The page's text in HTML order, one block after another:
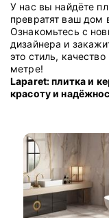
У нас вы найдёте
превратят ваш дом
Ознакомьтесь с
дизайнера и
это стиль,
метре!
Laparet: плитка и
красоту и